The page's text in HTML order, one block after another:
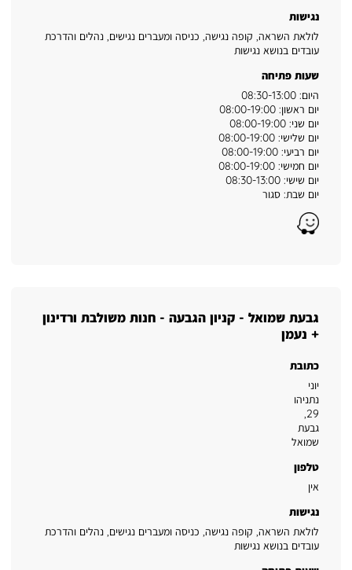
נגישות
לולאת השראה, קופה נגישה, כניסה ומעברים נגישים, נהלים והדרכת
עובדים בנושא נגישות
שעות פתיחה
היום: 08:30-13:00
יום ראשון: 08:00-19:00
יום שני: 08:00-19:00
יום שלישי: 08:00-19:00
יום רביעי: 08:00-19:00
יום חמישי: 08:00-19:00
יום שישי: 08:30-13:00
יום שבת: סגור
Waze
גבעת שמואל - קניון הגבעה - חנות משולבת ורדינון
+ נעמן
כתובת
יוני
נתניהו
29
,
גבעת
שמואל
טלפון
אין
נגישות
לולאת השראה, קופה נגישה, כניסה ומעברים נגישים, נהלים והדרכת
עובדים בנושא נגישות